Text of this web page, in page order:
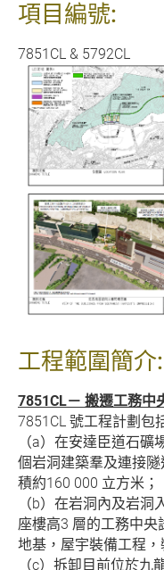
項目編號:
7851CL & 5792CL
工程範圍簡介:
7851CL－ 搬遷工務中
7851CL 號工程計劃包
（a）在安達臣道石
個岩洞建築羣及連接
積約160 000 立方米；
（b）在岩洞內及岩
座樓高3 層的工務中
地基，屋宇裝備工程，
（c）拆卸目前位於九